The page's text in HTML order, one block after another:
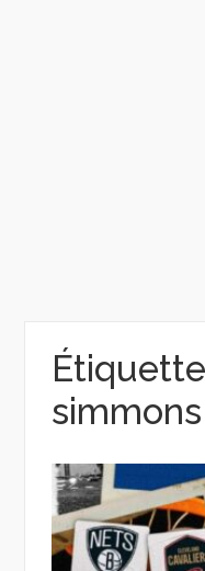
simmons